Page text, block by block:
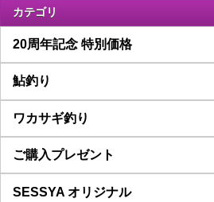
カテゴリ
20周年記念 特別価格
鮎釣り
ワカサギ釣り
ご購入プレゼント
SESSYA オリジナル